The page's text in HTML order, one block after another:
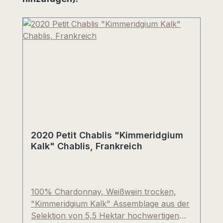
2020 Petit Chablis "Kimmeridgium
Kalk" Chablis, Frankreich
100% Chardonnay, Weißwein trocken,
"Kimmeridgium Kalk" Assemblage aus der
Selektion von 5,5 Hektar hochwertigen